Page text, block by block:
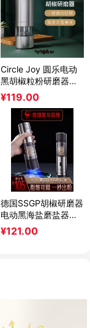
Circle Joy 圆乐电动
黑胡椒粒粉研磨器不
锈钢家用海盐芝麻磨
碾粉
¥119.00
德国SSGP胡椒研磨器
电动黑海盐磨盐器磨
胡椒粉粒神器花椒研
磨瓶
¥121.00